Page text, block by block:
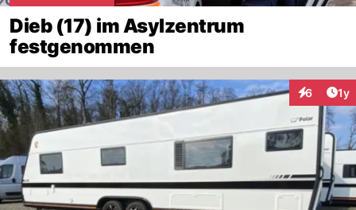
Dieb (17) im Asylzentrum
festgenommen
6 1y